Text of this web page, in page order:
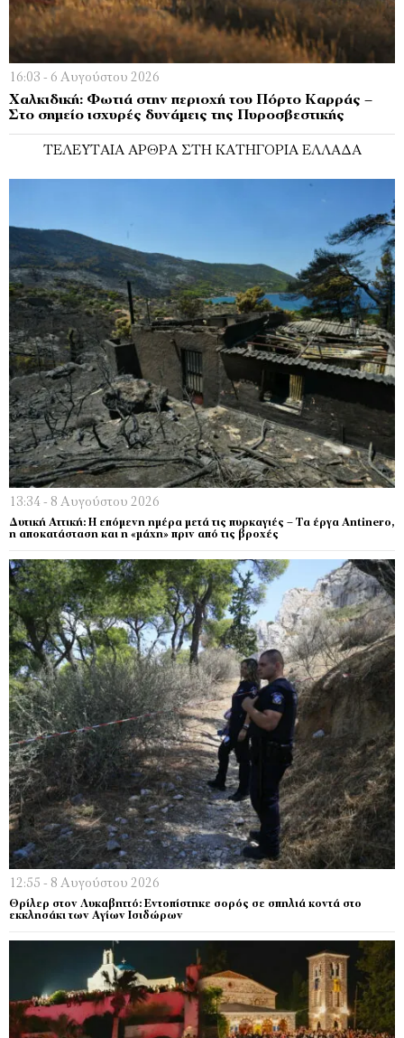
16:03 - 6 Αυγούστου 2026
Χαλκιδική: Φωτιά στην περιοχή του Πόρτο Καρράς –
Στο σημείο ισχυρές δυνάμεις της Πυροσβεστικής
ΤΕΛΕΥΤΑΊΑ ΆΡΘΡΑ ΣΤΗ ΚΑΤΗΓΟΡΊΑ ΕΛΛΆΔΑ
13:34 - 8 Αυγούστου 2026
Δυτική Αττική: Η επόμενη ημέρα μετά τις πυρκαγιές – Τα έργα Antinero,
η αποκατάσταση και η «μάχη» πριν από τις βροχές
12:55 - 8 Αυγούστου 2026
Θρίλερ στον Λυκαβηττό: Εντοπίστηκε σορός σε σπηλιά κοντά στο
εκκλησάκι των Αγίων Ισιδώρων